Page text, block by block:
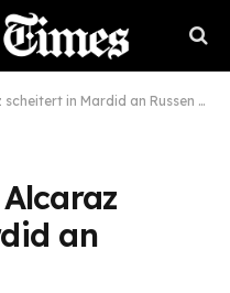
in Mardid an Russen Rublew
an